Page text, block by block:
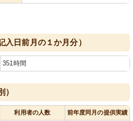
入日前月の１か月分）
351時間
）
利用者の人数 前年度同月の提供実績